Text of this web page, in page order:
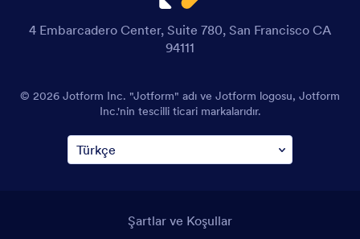
4 Embarcadero Center, Suite 780, San Francisco CA
94111
© 2026 Jotform Inc. "Jotform" adı ve Jotform logosu, Jotform
Inc.'nin tescilli ticari markalarıdır.
Şartlar ve Koşullar